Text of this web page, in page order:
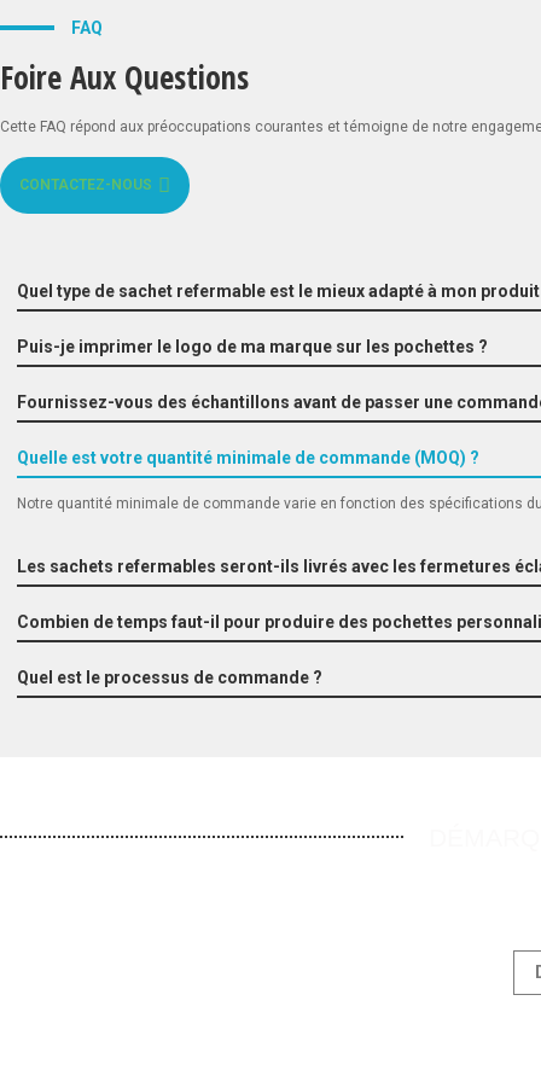
FAQ
Foire Aux Questions
Cette FAQ répond aux préoccupations courantes et témoigne de notre
CONTACTEZ-NOUS
Quel type de sachet refermable est le mieux adapté à mon
Puis-je imprimer le logo de ma marque sur les pochettes ?
Fournissez-vous des échantillons avant de passer une
Quelle est votre quantité minimale de commande (MOQ) ?
Notre quantité minimale de commande varie en fonction des spécifications
Les sachets refermables seront-ils livrés avec les fermetures
Combien de temps faut-il pour produire des pochettes
Quel est le processus de commande ?